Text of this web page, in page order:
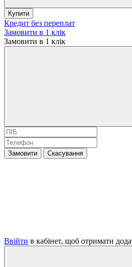
Купити
Кредит без переплат
Замовити в 1 клік
Замовити в 1 клік
Замовити Скасування
Ввійти в кабінет, щоб отримати